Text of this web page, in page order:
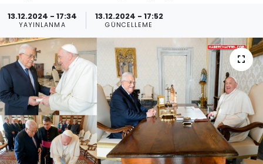
13.12.2024 - 17:34
YAYINLANMA
13.12.2024 - 17:52
GÜNCELLEME